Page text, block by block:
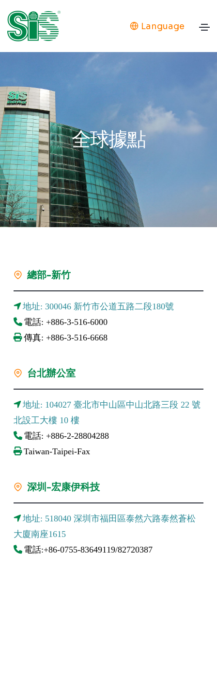
Language
全球據點
總部-新竹
地址: 300046 新竹市公道五路二段180號
電話: +886-3-516-6000
傳真: +886-3-516-6668
台北辦公室
地址: 104027 臺北市中山區中山北路三段 22 號
北設工大樓 10 樓
電話: +886-2-28804288
Taiwan-Taipei-Fax
深圳-宏康伊科技
地址: 518040 深圳市福田區泰然六路泰然蒼松
大廈南座1615
電話:+86-0755-83649119/82720387